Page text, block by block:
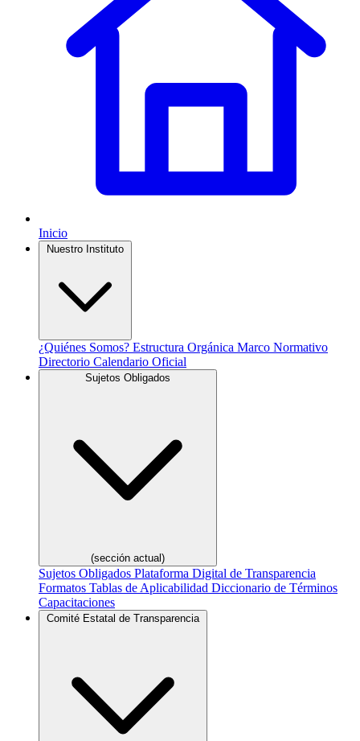
Inicio
Nuestro Instituto
¿Quiénes Somos? Estructura Orgánica Marco Normativo
Directorio Calendario Oficial
Sujetos Obligados
(sección actual)
Sujetos Obligados Plataforma Digital de Transparencia
Formatos Tablas de Aplicabilidad Diccionario de Términos
Capacitaciones
Comité Estatal de Transparencia